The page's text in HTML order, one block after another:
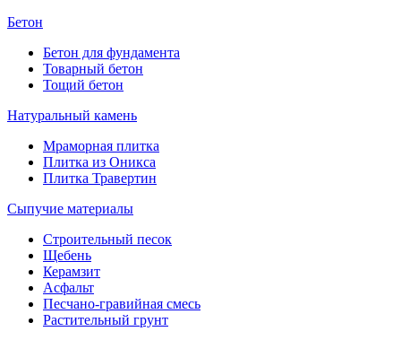
Бетон
Бетон для фундамента
Товарный бетон
Тощий бетон
Натуральный камень
Мраморная плитка
Плитка из Оникса
Плитка Травертин
Сыпучие материалы
Строительный песок
Щебень
Керамзит
Асфальт
Песчано-гравийная смесь
Растительный грунт